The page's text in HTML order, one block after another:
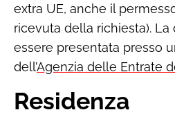
extra UE, anche il
ricevuta della richiesta). La
essere presentata presso
dell’Agenzia delle Entrate
Residenza